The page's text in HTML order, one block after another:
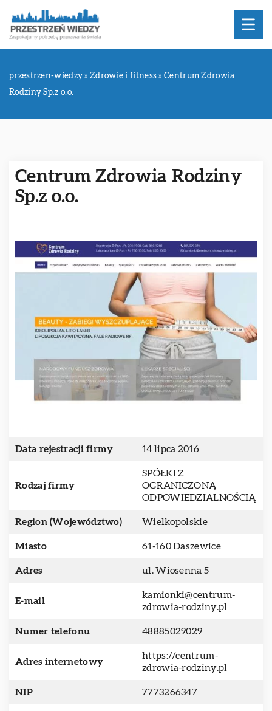
przestrzen-wiedzy »Zdrowie i fitness »Centrum Zdrowia
Rodziny Sp.z o.o.
Centrum Zdrowia Rodziny
Sp.z o.o.
Data rejestracji firmy 14 lipca 2016
Rodzaj firmy
SPÓŁKI Z
OGRANICZONĄ
ODPOWIEDZIALNOŚCIĄ
Region (Województwo) Wielkopolskie
Miasto 61-160 Daszewice
Adres ul. Wiosenna 5
E-mail
kamionki@centrum-
zdrowia-rodziny.pl
Numer telefonu 48885029029
Adres internetowy
https://centrum-
zdrowia-rodziny.pl
NIP 7773266347